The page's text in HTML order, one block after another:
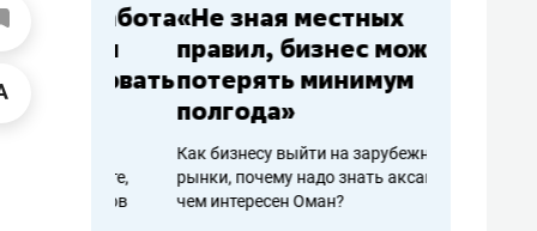
работа «Не зная местных
правил, бизнес может
потерять минимум
полгода»
Как бизнесу выйти на зарубежные
рынки, почему надо знать аксакалов и
чем интересен Оман?